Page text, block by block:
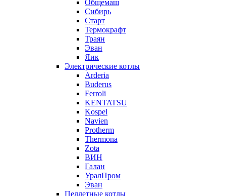
Общемаш
Сибирь
Старт
Термокрафт
Траян
Эван
Яик
Электрические котлы
Arderia
Buderus
Ferroli
KENTATSU
Kospel
Navien
Protherm
Thermona
Zota
ВИН
Галан
УралПром
Эван
Пеллетные котлы